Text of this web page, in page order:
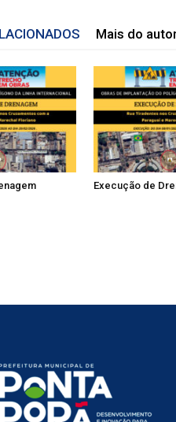
Mais do
Execução de